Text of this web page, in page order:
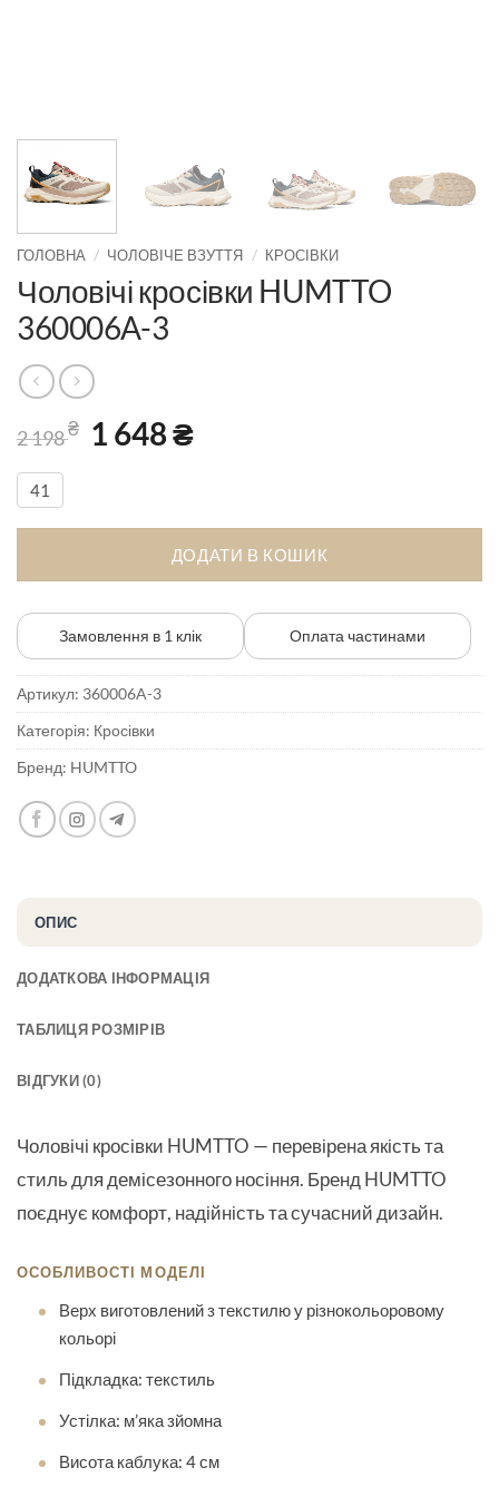
ГОЛОВНА / ЧОЛОВІЧЕ ВЗУТТЯ / КРОСІВКИ
Чоловічі кросівки HUMTTO
360006A-3
2 198₴ Оригінальна
1 648₴Поточна
41
ДОДАТИ В КОШИК
Замовлення в 1 клік Оплата частинами
Артикул: 360006A-3
Категорія: Кросівки
Бренд: HUMTTO
ОПИС
ДОДАТКОВА ІНФОРМАЦІЯ
ТАБЛИЦЯ РОЗМІРІВ
ВІДГУКИ (0)
Чоловічі кросівки HUMTTO — перевірена якість та
стиль для демісезонного носіння. Бренд HUMTTO
поєднує комфорт, надійність та сучасний дизайн.
ОСОБЛИВОСТІ МОДЕЛІ
Верх виготовлений з текстилю у різнокольоровому
кольорі
Підкладка: текстиль
Устілка: м’яка зйомна
Висота каблука: 4 см